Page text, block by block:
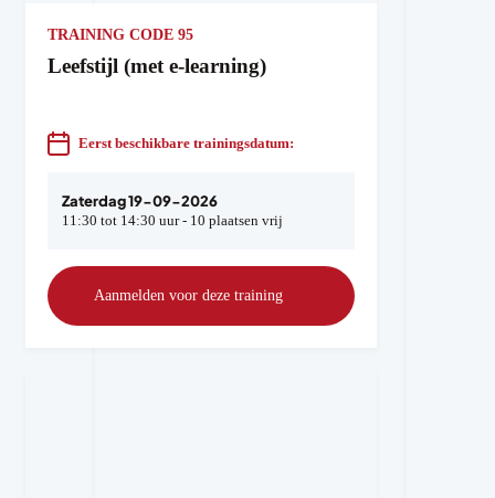
TRAINING CODE 95
Leefstijl (met e-learning)
Eerst beschikbare trainingsdatum:
Zaterdag 19-09-2026
11:30 tot 14:30 uur - 10 plaatsen vrij
Aanmelden voor deze training